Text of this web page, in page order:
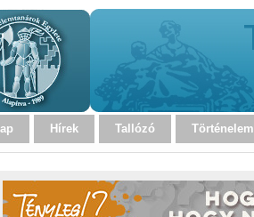
Hírek Tallózó Történelem